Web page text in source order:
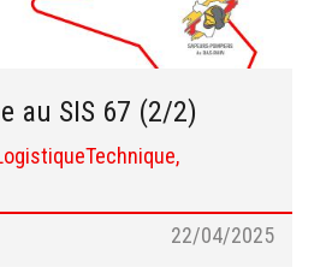
au SIS 67 (2/2)
22/04/2025